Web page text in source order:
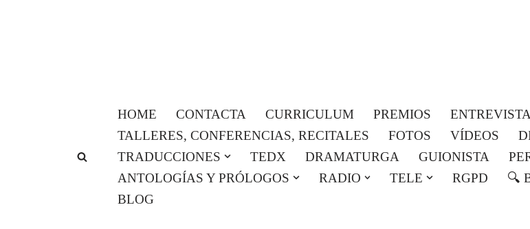
HOME CONTACTA CURRICULUM PREMIOS
TALLERES, CONFERENCIAS, RECITALES
FOTOS VÍDEOS
TRADUCCIONES
TEDX DRAMATURGA GUIONISTA
ANTOLOGÍAS Y PRÓLOGOS
RADIO TELE RGPD
🔍
BLOG